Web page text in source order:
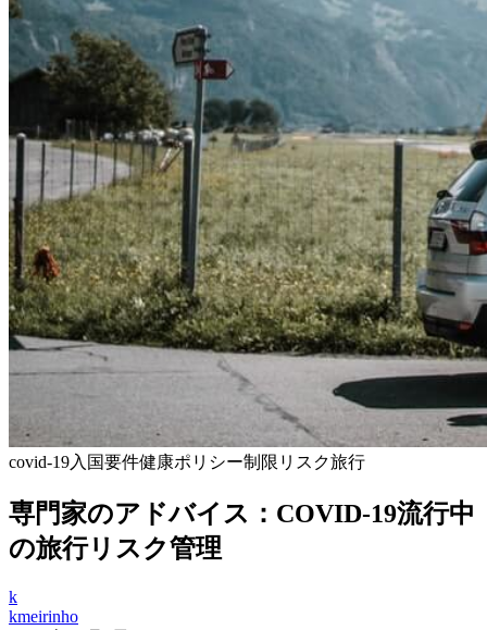
covid-19入国要件健康ポリシー制限 リスク旅行
専門家のアドバイス：COVID-19流行中
の旅行リスク管理
k
kmeirinho